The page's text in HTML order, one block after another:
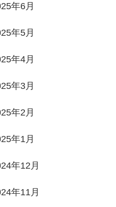
年6月
年5月
年4月
年3月
年2月
年1月
年12月
年11月